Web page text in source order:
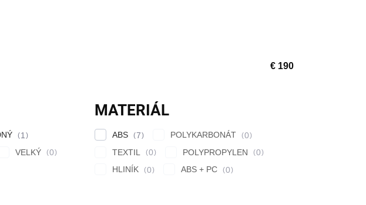
€ 190
1
VELKÝ 0
MATERIÁL
ABS 7 POLYKARBONÁT
0
TEXTIL
0 POLYPROPYLEN
0
HLINÍK
0 ABS + PC 0